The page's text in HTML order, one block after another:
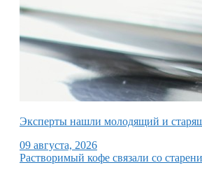
Эксперты нашли молодящий и
09 августа, 2026
Растворимый кофе связали со